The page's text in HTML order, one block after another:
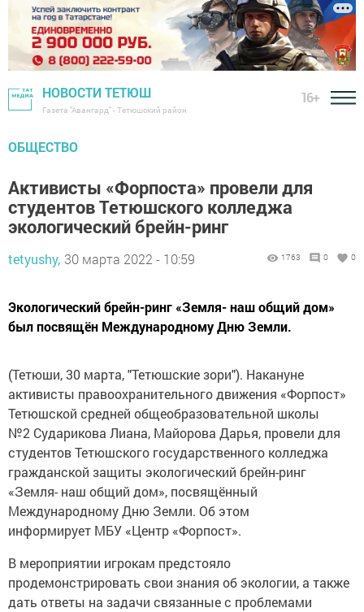
НОВОСТИ ТЕТЮШ
Газета "Авангард" - Тетюшский район
16+
ОБЩЕСТВО
Активисты «Форпоста» провели для
студентов Тетюшского колледжа
экологический брейн-ринг
tetyushy, 30 марта 2022 - 10:59 1763 0 0
Экологический брейн-ринг «Земля- наш общий дом»
был посвящён Международному Дню Земли.
(Тетюши, 30 марта, "Тетюшские зори"). Накануне
активисты правоохранительного движения «Форпост»
Тетюшской средней общеобразовательной школы
№2 Сударикова Лиана, Майорова Дарья, провели для
студентов Тетюшского государственного колледжа
гражданской защиты экологический брейн-ринг
«Земля- наш общий дом», посвящённый
Международному Дню Земли. Об этом
информирует МБУ «Центр «Форпост».
В мероприятии игрокам предстояло
продемонстрировать свои знания об экологии, а также
дать ответы на задачи связанные с проблемами